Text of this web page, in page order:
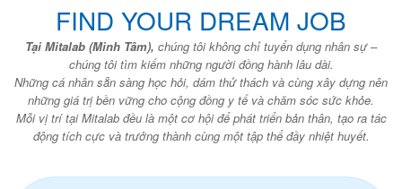
FIND YOUR DREAM JOB
Tại Mitalab (Minh Tâm), chúng tôi không chỉ tuyển dụng nhân sự –
chúng tôi tìm kiếm những người đồng hành lâu dài.
Những cá nhân sẵn sàng học hỏi, dám thử thách và cùng xây dựng nên
những giá trị bền vững cho cộng đồng y tế và chăm sóc sức khỏe.
Mỗi vị trí tại Mitalab đều là một cơ hội để phát triển bản thân, tạo ra tác
động tích cực và trưởng thành cùng một tập thể đầy nhiệt huyết.